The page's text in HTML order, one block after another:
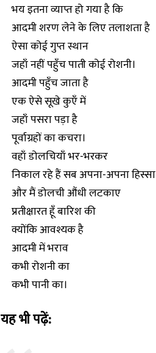
भय इतना व्याप्त हो गया है कि
आदमी शरण लेने के लिए तलाशता है
ऐसा कोई गुप्त स्थान
जहाँ नहीं पहुँच पाती कोई रोशनी।
आदमी पहुँच जाता है
एक ऐसे सूखे कुएँ में
जहाँ पसरा पड़ा है
पूर्वाग्रहों का कचरा।
वहाँ डोलचियाँ भर-भरकर
निकाल रहे हैं सब अपना-अपना हिस्सा
और मैं डोलची औंधी लटकाए
प्रतीक्षारत हूँ बारिश की
क्योंकि आवश्यक है
आदमी में भराव
कभी रोशनी का
कभी पानी का।
यह भी पढ़ें: